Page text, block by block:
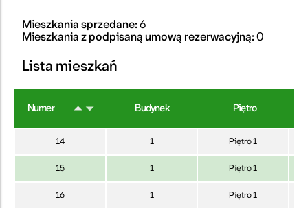
Mieszkania sprzedane:6
Mieszkania z podpisaną umową rezerwacyjną:0
Lista mieszkań
Numer Budynek Piętro
14 1 Piętro 1
15 1 Piętro 1
16 1 Piętro 1